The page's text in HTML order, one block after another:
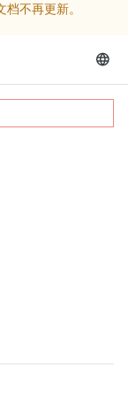
不再更新。